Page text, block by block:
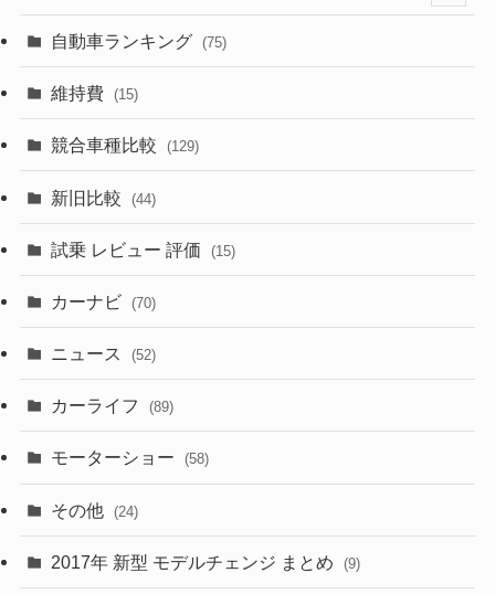
(357)
(328)
(253)
(242)
(85)
(84)
(50)
(43)
(6)
(9)
(58)
(28)
(27)
(26)
(8)
(3)
(3)
(21)
(5)
(7)
自動車ランキング (75)
維持費 (15)
競合車種比較 (129)
新旧比較 (44)
試乗 レビュー 評価 (15)
カーナビ (70)
ニュース (52)
カーライフ (89)
モーターショー (58)
その他 (24)
2017年 新型 モデルチェンジ まとめ (9)